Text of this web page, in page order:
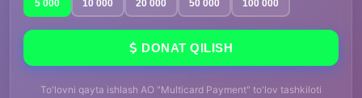
5 000 10 000 20 000 50 000 100 000
DONAT QILISH
To'lovni qayta ishlash AO "Multicard Payment" to'lov tashkiloti